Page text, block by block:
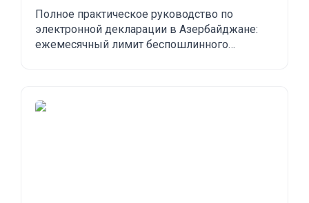
заказывать из Китая в
Азербайджан?
Полное практическое руководство по
электронной декларации в Азербайджане:
ежемесячный лимит беспошлинного
Турции, США и других стран в Азербайджан.